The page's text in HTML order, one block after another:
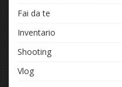
Fai da te
Inventario
Shooting
Vlog